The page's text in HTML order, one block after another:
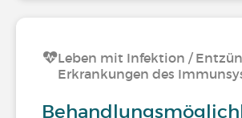
Leben mit Infektion /
Erkrankungen des